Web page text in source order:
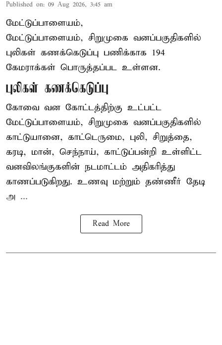
Published on: 09 Aug 2026, 3:45 am
மேட்டுப்பாளையம்,
மேட்டுப்பாளையம், சிறுமுகை வனப்பகுதிகளில்
புலிகள் கணக்கெடுப்பு பணிக்காக 194
கேமராக்கள் பொருத்தப்பட உள்ளன.
புலிகள் கணக்கெடுப்பு
கோவை வன கோட்டத்திற்கு உட்பட்ட
மேட்டுப்பாளையம், சிறுமுகை வனப்பகுதிகளில்
காட்டுயானை, காட்டெருமை, புலி, சிறுத்தை,
கரடி, மான், செந்நாய், காட்டுப்பன்றி உள்ளிட்ட
வனவிலங்குகளின் நடமாட்டம் அதிகரித்து
காணப்படுகிறது. உணவு மற்றும் தண்ணீர் தேடி
அ ...
Read More